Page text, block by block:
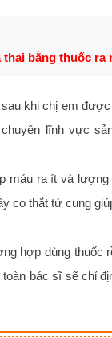
thai bằng thuốc ra
sau khi chị em được
lĩnh vực
máu ra ít và lượng
co thắt tử cung
hợp dùng thuốc
bác sĩ sẽ chỉ